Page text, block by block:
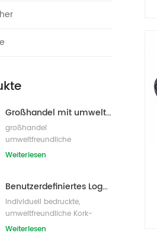
Großhandel mit umweltfreundlichen Naturkork-Yogablöcken / -ziegeln
großhandel
umweltfreundliche
eigenmarke kork yoga block
Weiterlesen
Benutzerdefiniertes Logo, das umweltfreundliche Kork-Yoga-Blöcke für das Übungstraining druckt
Individuell bedruckte,
umweltfreundliche Kork-
Yoga-Blöcke /Ziegel für
Weiterlesen